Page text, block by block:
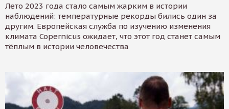
Лето 2023 года стало самым жарким в истории
наблюдений: температурные рекорды бились один за
другим. Европейская служба по изучению изменения
климата Copernicus ожидает, что этот год станет самым
тёплым в истории человечества